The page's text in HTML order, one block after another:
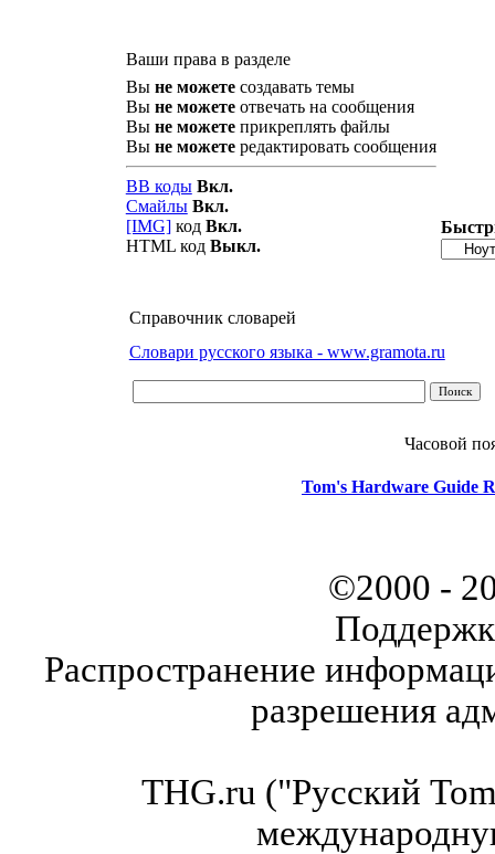
Ваши права в разделе
Вы не можетесоздавать темы
Вы не можетеотвечать на сообщения
Вы не можетеприкреплять файлы
Вы не можетередактировать сообщения
BB коды Вкл.
Смайлы Вкл.
[IMG]код Вкл.
HTML код Выкл.
Справочник словарей
Словари русского языка - www.gramota.ru
Часовой
Tom's Hardware Guide
©2000 -
Распространение
разрешения
THG.ru ("Русский